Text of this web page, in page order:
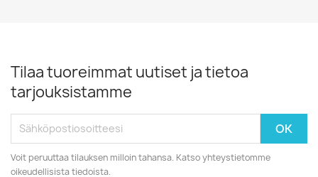
Tilaa tuoreimmat uutiset ja tietoa
tarjouksistamme
Voit peruuttaa tilauksen milloin tahansa. Katso yhteystietomme
oikeudellisista tiedoista.